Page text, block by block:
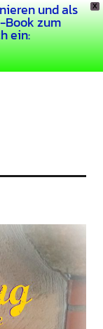
X
und als
Book zum
ein: